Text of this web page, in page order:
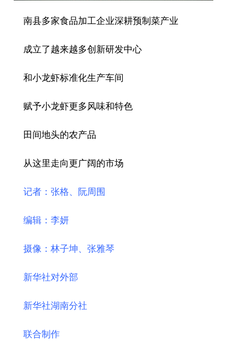
南县多家食品加工企业深耕预制菜产业
成立了越来越多创新研发中心
和小龙虾标准化生产车间
赋予小龙虾更多风味和特色
田间地头的农产品
从这里走向更广阔的市场
记者：张格、阮周围
编辑：李妍
摄像：林子坤、张雅琴
新华社对外部
新华社湖南分社
联合制作